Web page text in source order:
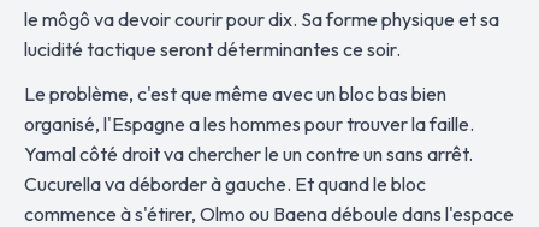
le môgô va devoir courir pour dix. Sa forme physique et sa
lucidité tactique seront déterminantes ce soir.
Le problème, c'est que même avec un bloc bas bien
organisé, l'Espagne a les hommes pour trouver la faille.
Yamal côté droit va chercher le un contre un sans arrêt.
Cucurella va déborder à gauche. Et quand le bloc
commence à s'étirer, Olmo ou Baena déboule dans l'espace